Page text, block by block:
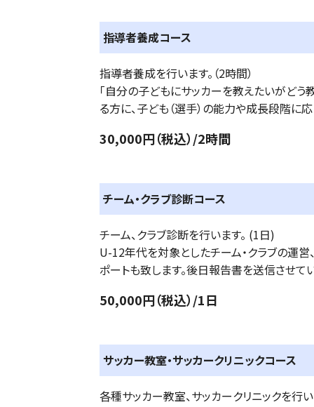
指導者養成コース
指導者養成を行います。（2時間）
「自分の子どもにサッカーを教えたいがどう
る方に、子ども（選手）の能力や成長段階
30,000円（税込）/2時間
チーム・クラブ診断コース
チーム、クラブ診断を行います。 (1日)
U-12年代を対象としたチーム・クラブの運営
ポートも致します。後日報告書を送信させて
50,000円（税込）/1日
サッカー教室・サッカークリニックコース
各種サッカー教室、サッカークリニックを行い